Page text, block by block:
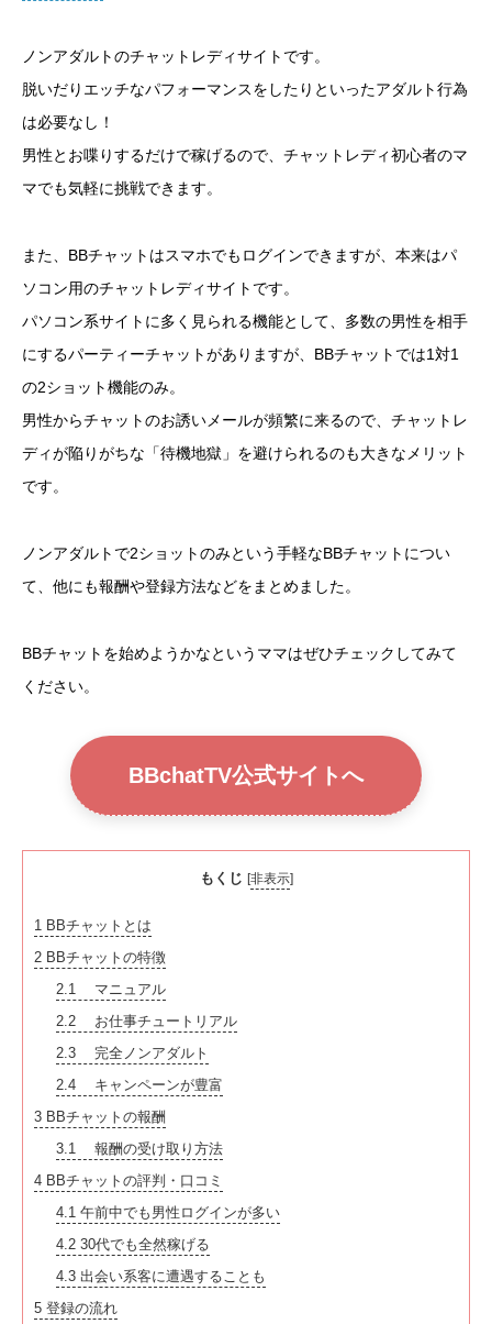
ノンアダルトのチャットレディサイトです。
脱いだりエッチなパフォーマンスをしたりといったアダルト行為
は必要なし！
男性とお喋りするだけで稼げるので、チャットレディ初心者のマ
マでも気軽に挑戦できます。
また、BBチャットはスマホでもログインできますが、本来はパ
ソコン用のチャットレディサイトです。
パソコン系サイトに多く見られる機能として、多数の男性を相手
にするパーティーチャットがありますが、BBチャットでは1対1
の2ショット機能のみ。
男性からチャットのお誘いメールが頻繁に来るので、チャットレ
ディが陥りがちな「待機地獄」を避けられるのも大きなメリット
です。
ノンアダルトで2ショットのみという手軽なBBチャットについ
て、他にも報酬や登録方法などをまとめました。
BBチャットを始めようかなというママはぜひチェックしてみて
ください。
BBchatTV公式サイトへ
もくじ [非表示]
1 BBチャットとは
2 BBチャットの特徴
2.1
マニュアル
2.2お仕事チュートリアル
2.3完全ノンアダルト
2.4キャンペーンが豊富
3 BBチャットの報酬
3.1
報酬の受け取り方法
4 BBチャットの評判・口コミ
4.1 午前中でも男性ログインが多い
4.230代でも全然稼げる
4.3出会い系客に遭遇することも
5 登録の流れ